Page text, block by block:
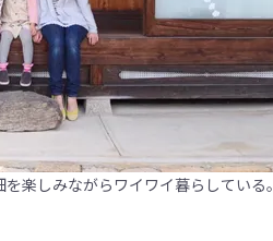
楽しみながらワイワイ暮らしている。